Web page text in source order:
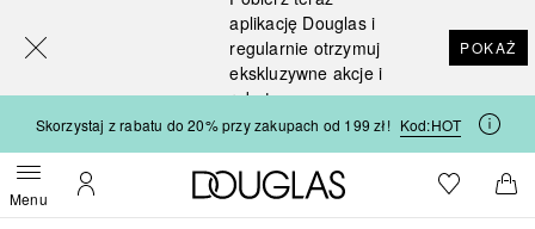
aplikację Douglas i
regularnie otrzymuj
ekskluzywne akcje i
rabaty
POKAŻ
Skorzystaj z rabatu do 20% przy zakupach od 199 zł! Kod:HOT
MenuOtwórz menuMoje konto
Strona główna Douglas
Do listyDo
Wracać
Wykonaj wyszukiwanie
[navigation.slideout.screenreader]